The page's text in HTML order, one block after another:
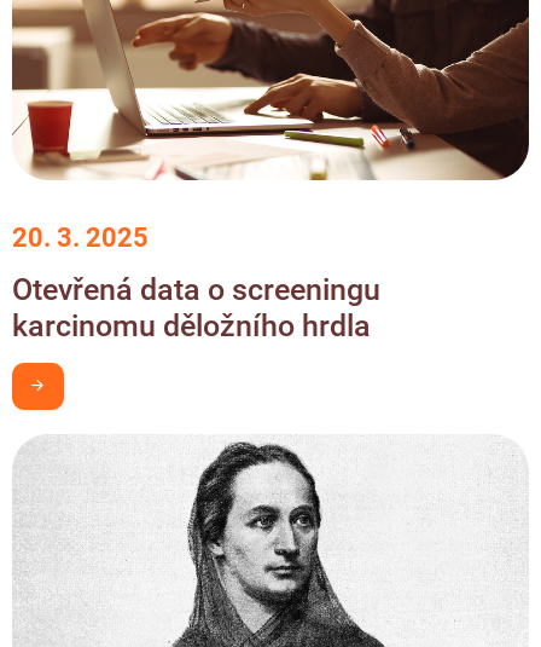
20. 3. 2025
Otevřená data o screeningu
karcinomu děložního hrdla